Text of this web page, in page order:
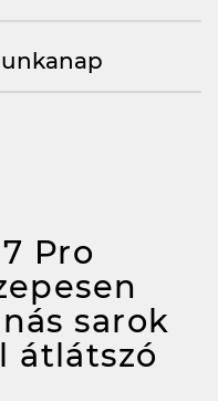
Pro
sarok
átlátszó